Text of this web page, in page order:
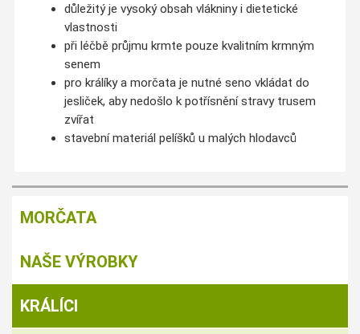
důležitý je vysoký obsah vlákniny i dietetické
vlastnosti
při léčbě průjmu krmte pouze kvalitním krmným
senem
pro králíky a morčata je nutné seno vkládat do
jesliček, aby nedošlo k potřísnění stravy trusem
zvířat
stavební materiál pelíšků u malých hlodavců
MORČATA
NAŠE VÝROBKY
KRÁLÍCI